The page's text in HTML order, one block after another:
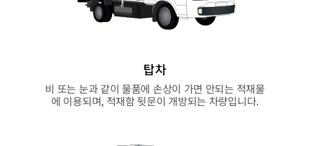
탑차
비 또는 눈과 같이 물품에 손상이 가면 안되는 적재물
에 이용되며, 적재함 뒷문이 개방되는 차량입니다.